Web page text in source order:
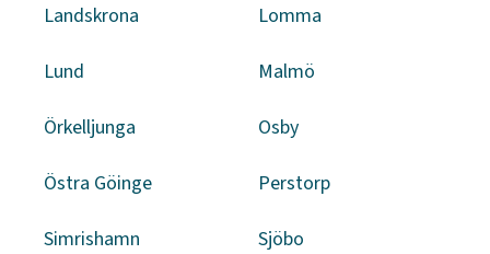
Landskrona Lomma
Lund Malmö
Örkelljunga Osby
Östra Göinge Perstorp
Simrishamn Sjöbo